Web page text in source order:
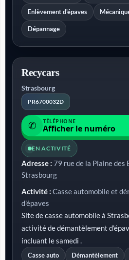
Enlèvement d'épaves
Dépannage
Recycars
Strasbourg
PR6700032D
✆ TÉLÉPHONE
Afficher le numéro
EN ACTIVITÉ
Adresse : 79 rue de la Plaine des
Strasbourg
Activité : Casse automobile et
d'épaves
Site de casse automobile à
activité de démantèlement
incluant le samedi .
Casse auto Démantèlement